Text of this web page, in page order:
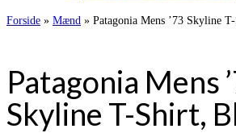
Forside » Mænd » Patagonia Mens ’73 Skyline
Patagonia Mens
Skyline T-Shirt,